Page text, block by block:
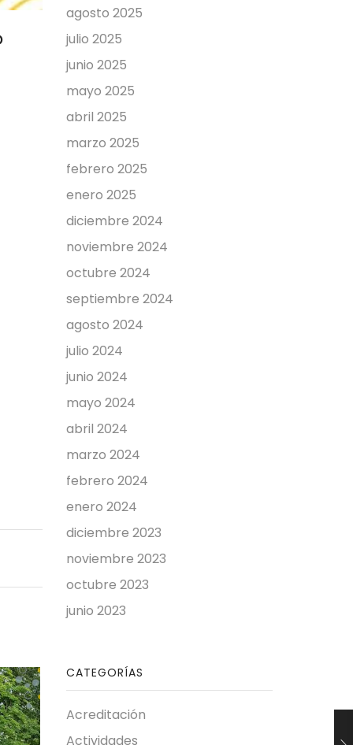
agosto 2025
julio 2025
junio 2025
mayo 2025
abril 2025
marzo 2025
febrero 2025
enero 2025
diciembre 2024
noviembre 2024
octubre 2024
septiembre 2024
agosto 2024
julio 2024
junio 2024
mayo 2024
abril 2024
marzo 2024
febrero 2024
enero 2024
diciembre 2023
noviembre 2023
octubre 2023
junio 2023
CATEGORÍAS
Acreditación
Actividades